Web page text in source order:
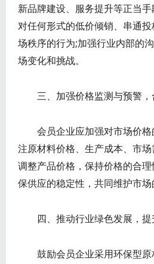
新品牌建设、服务提升等正当
对任何形式的低价倾销、串通
场秩序的行为;加强行业内部的
场变化和挑战。
三、加强价格监测与预警，
会员企业应加强对市场价格
注原材料价格、生产成本、市
调整产品价格，保持价格的合
保供应的稳定性，共同维护市场
四、推动行业绿色发展，提
鼓励会员企业采用环保型原